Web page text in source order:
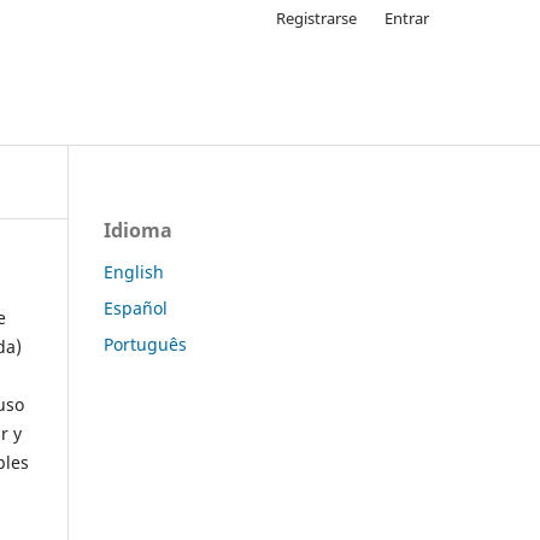
Registrarse Entrar
y
Idioma
English
Español
Português